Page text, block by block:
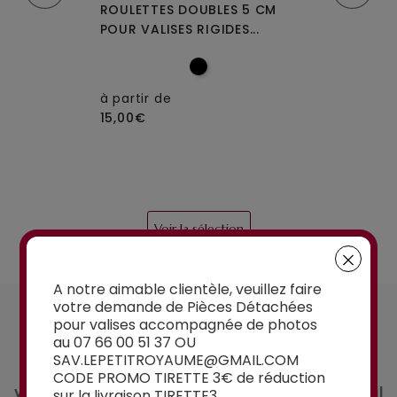
A-35
ROULETTES DOUBLES 5 CM
POUR VALISES RIGIDES...
à partir de
15,00€
ROULETTES
Voir la sélection
UN CONSEIL ?
Contactez-nous
Vous avez un doute sur la pièce détachée que
vous souhaitez commander ? Demandez conseil
A notre aimable clientèle, veuillez faire
votre demande de Pièces Détachées
pour valises accompagnée de photos
au 07 66 00 51 37 OU
SAV.LEPETITROYAUME@GMAIL.COM
CODE PROMO TIRETTE 3€ de réduction